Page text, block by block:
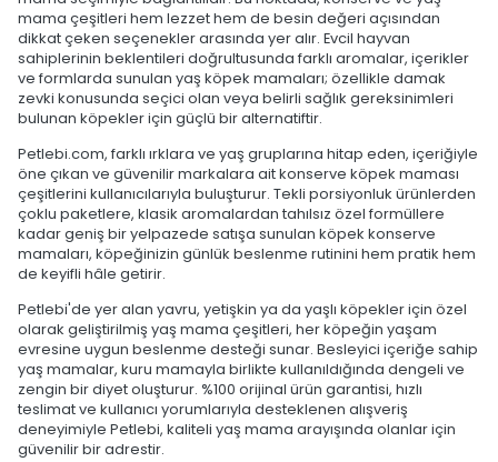
mama çeşitleri hem lezzet hem de besin değeri açısından
dikkat çeken seçenekler arasında yer alır. Evcil hayvan
sahiplerinin beklentileri doğrultusunda farklı aromalar, içerikler
ve formlarda sunulan yaş köpek mamaları; özellikle damak
zevki konusunda seçici olan veya belirli sağlık gereksinimleri
bulunan köpekler için güçlü bir alternatiftir.
Petlebi.com, farklı ırklara ve yaş gruplarına hitap eden, içeriğiyle
öne çıkan ve güvenilir markalara ait konserve köpek maması
çeşitlerini kullanıcılarıyla buluşturur. Tekli porsiyonluk ürünlerden
çoklu paketlere, klasik aromalardan tahılsız özel formüllere
kadar geniş bir yelpazede satışa sunulan köpek konserve
mamaları, köpeğinizin günlük beslenme rutinini hem pratik hem
de keyifli hâle getirir.
Petlebi'de yer alan yavru, yetişkin ya da yaşlı köpekler için özel
olarak geliştirilmiş yaş mama çeşitleri, her köpeğin yaşam
evresine uygun beslenme desteği sunar. Besleyici içeriğe sahip
yaş mamalar, kuru mamayla birlikte kullanıldığında dengeli ve
zengin bir diyet oluşturur. %100 orijinal ürün garantisi, hızlı
teslimat ve kullanıcı yorumlarıyla desteklenen alışveriş
deneyimiyle Petlebi, kaliteli yaş mama arayışında olanlar için
güvenilir bir adrestir.